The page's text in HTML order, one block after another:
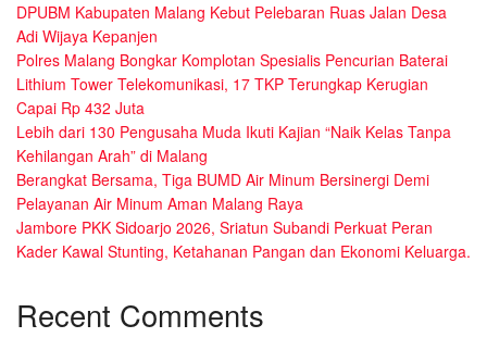
DPUBM Kabupaten Malang Kebut Pelebaran Ruas Jalan Desa
Adi Wijaya Kepanjen
Polres Malang Bongkar Komplotan Spesialis Pencurian Baterai
Lithium Tower Telekomunikasi, 17 TKP Terungkap Kerugian
Capai Rp 432 Juta
Lebih dari 130 Pengusaha Muda Ikuti Kajian “Naik Kelas Tanpa
Kehilangan Arah” di Malang
Berangkat Bersama, Tiga BUMD Air Minum Bersinergi Demi
Pelayanan Air Minum Aman Malang Raya
Jambore PKK Sidoarjo 2026, Sriatun Subandi Perkuat Peran
Kader Kawal Stunting, Ketahanan Pangan dan Ekonomi Keluarga.
Recent Comments